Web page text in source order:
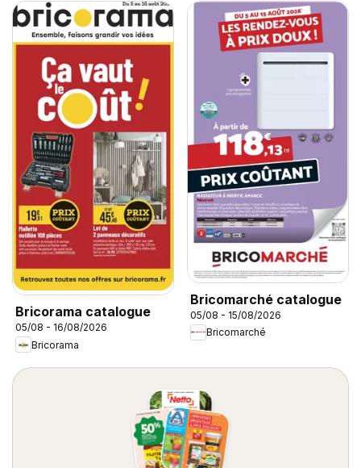
Bricorama catalogue
05/08 - 16/08/2026
Bricorama
Bricomarché catalogue
05/08 - 15/08/2026
Bricomarché